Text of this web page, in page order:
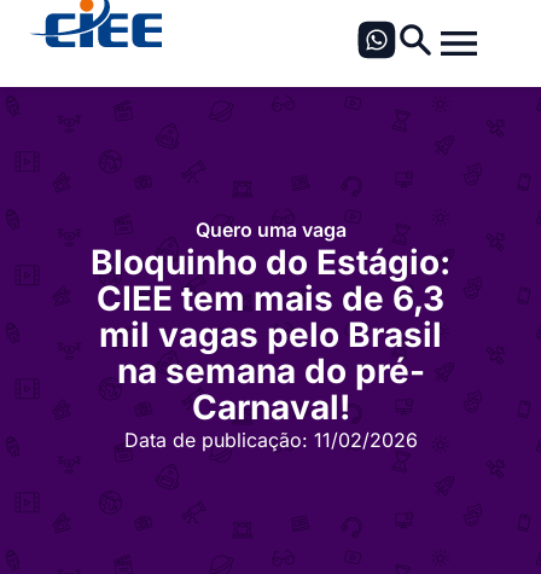
Quero uma vaga
Bloquinho do Estágio:
CIEE tem mais de 6,3
mil vagas pelo Brasil
na semana do pré-
Carnaval!
Data de publicação: 11/02/2026